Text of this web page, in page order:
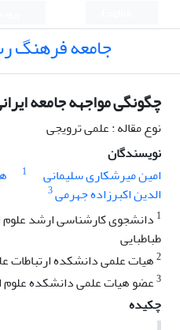
جامعه فرهنگ
چگونگی مواجهه جامعه
نوع مقاله : علمی ترویجی
نویسندگان
امین میرشکاری سلیمانی
1
الدین اکبرزاده جهرمی3
1 دانشجوی کارشناسی ارشد علوم
طباطبایی
2هیات علمی دانشکده ارتباطات
3عضو هیات علمی دانشکده علوم
چکیده